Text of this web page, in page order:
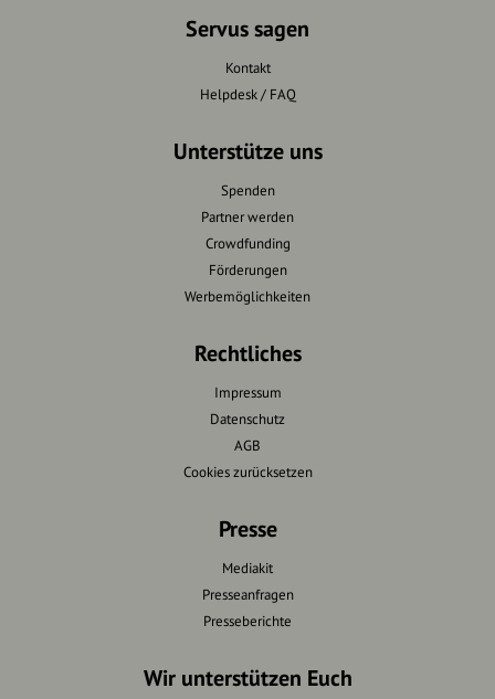
Servus sagen
Kontakt
Helpdesk / FAQ
Unterstütze uns
Spenden
Partner werden
Crowdfunding
Förderungen
Werbemöglichkeiten
Rechtliches
Impressum
Datenschutz
AGB
Cookies zurücksetzen
Presse
Mediakit
Presseanfragen
Presseberichte
Wir unterstützen Euch